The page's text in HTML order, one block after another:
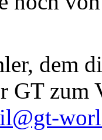
dem
GT zum